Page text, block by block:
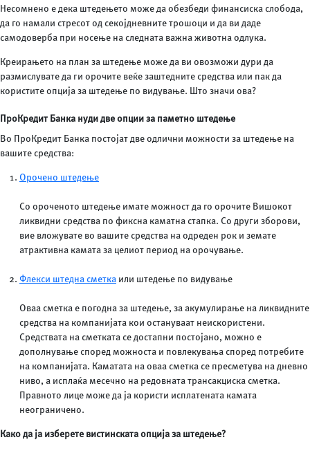
Несомнено е дека штедењето може да обезбеди финансиска слобода,
да го намали стресот од секојдневните трошоци и да ви даде
самодоверба при носење на следната важна животна одлука.
Креирањето на план за штедење може да ви овозможи дури да
размислувате да ги орочите веќе заштедните средства или пак да
користите опција за штедење по видување. Што значи ова?
ПроКредит Банка нуди две опции за паметно штедење
Во ПроКредит Банка постојат две одлични можности за штедење на
вашите средства:
Орочено штедење
Со ороченото штедење имате можност да го орочите Вишокот
ликвидни средства по фиксна каматна стапка. Со други зборови,
вие вложувате во вашите средства на одреден рок и земате
атрактивна камата за целиот период на орочување.
Флекси штедна сметка или штедење по видување
Оваа сметка е погодна за штедење, за акумулирање на ликвидните
средства на компанијата кои остануваат неискористени.
Средствата на сметката се достапни постојано, можно е
дополнување според можноста и повлекувања според потребите
на компанијата. Каматата на оваа сметка се пресметува на дневно
ниво, а исплаќа месечно на редовната трансакциска сметка.
Правното лице може да ја користи исплатената камата
неограничено.
Како да ја изберете вистинската опција за штедење?